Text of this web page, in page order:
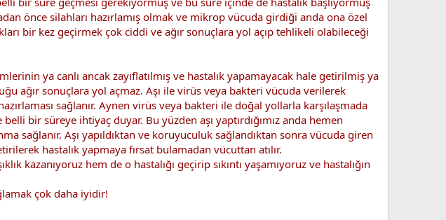
önce silahları hazırlamış olmak ve mikrop vücuda girdiği anda ona özel
bir kez geçirmek çok ciddi ve ağır sonuçlara yol açıp tehlikeli olabileceği
ya canlı ancak zayıflatılmış ve hastalık yapamayacak hale getirilmiş ya
ağır sonuçlara yol açmaz. Aşı ile virüs veya bakteri vücuda verilerek
sağlanır. Aynen virüs veya bakteri ile doğal yollarla karşılaşmada
bir süreye ihtiyaç duyar. Bu yüzden aşı yaptırdığımız anda hemen
sağlanır. Aşı yapıldıktan ve koruyuculuk sağlandıktan sonra vücuda giren
hastalık yapmaya fırsat bulamadan vücuttan atılır.
kazanıyoruz hem de o hastalığı geçirip sıkıntı yaşamıyoruz ve hastalığın
çok daha iyidir!